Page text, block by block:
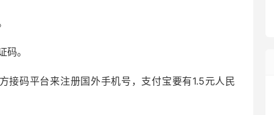
。
接码平台来注册国外手机号，支付宝要有1.5元人民